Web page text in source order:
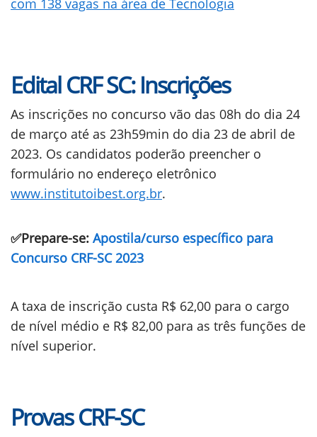
com 138 vagas na área de Tecnologia
Edital CRF SC: Inscrições
As inscrições no concurso vão das 08h do dia 24
de março até as 23h59min do dia 23 de abril de
2023. Os candidatos poderão preencher o
formulário no endereço eletrônico
www.institutoibest.org.br.
✅Prepare-se: Apostila/curso específico para
Concurso CRF-SC 2023
A taxa de inscrição custa R$ 62,00 para o cargo
de nível médio e R$ 82,00 para as três funções de
nível superior.
Provas CRF-SC